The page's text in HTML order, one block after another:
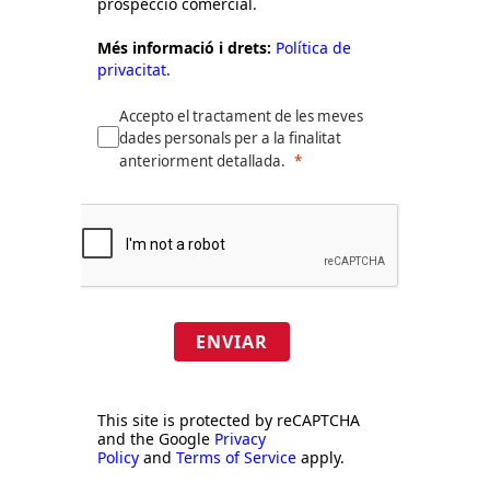
Més informació i drets: Política de
privacitat.
Accepto el tractament de les meves
dades personals per a la finalitat
anteriorment detallada.
ENVIAR
This site is protected by reCAPTCHA
and the Google Privacy
Policy and Terms of Service apply.